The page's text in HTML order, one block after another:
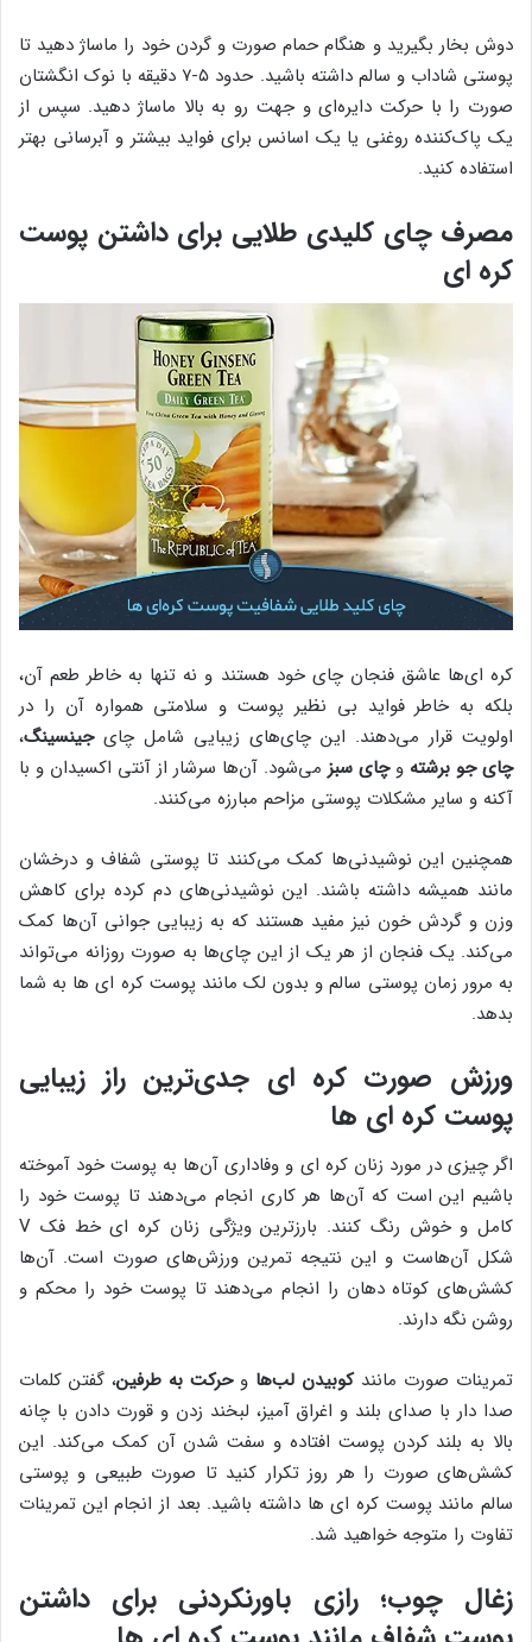
دوش بخار بگیرید و هنگام حمام صورت و گردن خود را ماساژ دهید تا
پوستی شاداب و سالم داشته باشید. حدود ۵-۷ دقیقه با نوک انگشتان
صورت را با حرکت دایره‌ای و جهت رو به بالا ماساژ دهید. سپس از
یک پاک‌کننده روغنی یا یک اسانس برای فواید بیشتر و آبرسانی بهتر
استفاده کنید.
مصرف چای کلیدی طلایی برای داشتن پوست
کره ای
کره ای‌ها عاشق فنجان چای خود هستند و نه تنها به خاطر طعم آن،
بلکه به خاطر فواید بی نظیر پوست و سلامتی همواره آن را در
اولویت قرار می‌دهند. این چای‌های زیبایی شامل چایجینسینگ،
چای جو برشته وچای سبز می‌شود. آن‌ها سرشار از آنتی اکسیدان و با
آکنه و سایر مشکلات پوستی مزاحم مبارزه می‌کنند.
همچنین این نوشیدنی‌ها کمک می‌کنند تا پوستی شفاف و درخشان
مانند همیشه داشته باشند. این نوشیدنی‌های دم کرده برای کاهش
وزن و گردش خون نیز مفید هستند که به زیبایی جوانی آن‌ها کمک
می‌کند. یک فنجان از هر یک از این چای‌ها به صورت روزانه می‌تواند
به مرور زمان پوستی سالم و بدون لک مانند پوست کره ای ها به شما
بدهد.
ورزش‌ صورت کره ای جدی‌ترین راز زیبایی
پوست کره ای ها
اگر چیزی در مورد زنان کره ای و وفاداری آن‌ها به پوست خود آموخته
باشیم این است که آن‌ها هر کاری انجام می‌دهند تا پوست خود را
کامل و خوش رنگ کنند. بارزترین ویژگی زنان کره ای خط فک V
شکل آن‌هاست و این نتیجه تمرین ورزش‌های صورت است. آن‌ها
کشش‌های کوتاه دهان را انجام می‌دهند تا پوست خود را محکم و
روشن نگه دارند.
تمرینات صورت مانندکوبیدن لب‌ها وحرکت به طرفین، گفتن کلمات
صدا دار با صدای بلند و اغراق آمیز، لبخند زدن و قورت دادن با چانه
بالا به بلند کردن پوست افتاده و سفت شدن آن کمک می‌کند. این
کشش‌های صورت را هر روز تکرار کنید تا صورت طبیعی و پوستی
سالم مانند پوست کره ای ها داشته باشید. بعد از انجام این تمرینات
تفاوت را متوجه خواهید شد.
زغال چوب؛ رازی باورنکردنی برای داشتن